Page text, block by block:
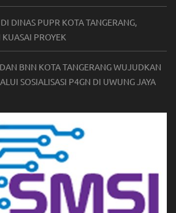
DINAS PUPR KOTA TANGERANG,
PROYEK
BNN KOTA TANGERANG WUJUDKAN
SOSIALISASI P4GN DI UWUNG JAYA